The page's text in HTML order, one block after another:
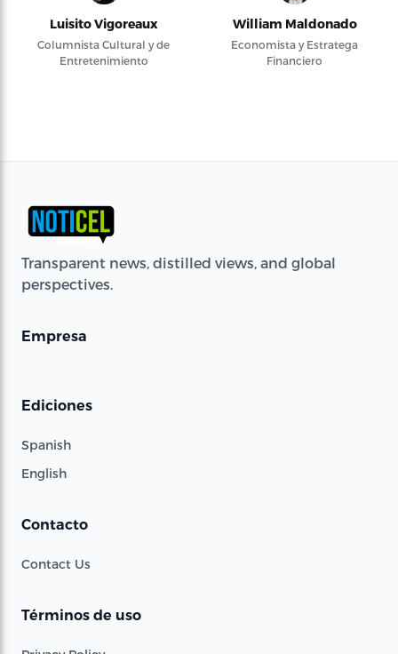
Luisito Vigoreaux
Columnista Cultural y de
Entretenimiento
William Maldonado
Economista y Estratega
Financiero
Transparent news, distilled views, and global
perspectives.
Empresa
Ediciones
Spanish
English
Contacto
Contact Us
Términos de uso